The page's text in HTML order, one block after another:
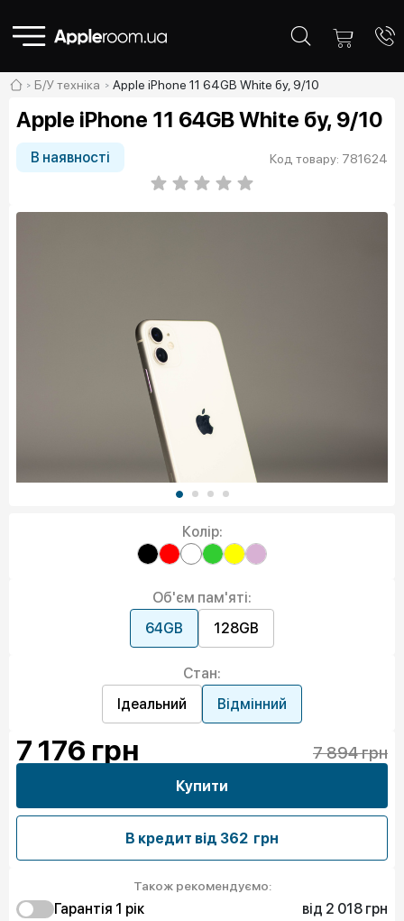
Б/У техніка Apple iPhone 11 64GB White бу, 9/10
Apple iPhone 11 64GB White бу, 9/10
В наявності Код товару: 781624
Колір:
Об'єм пам'яті:
64GB
128GB
Стан:
Ідеальний
Відмінний
7 176 грн 7 894 грн
Купити
В кредит від 362 грн
Також рекомендуємо:
Гарантія 1 рiк
від 2 018 грн